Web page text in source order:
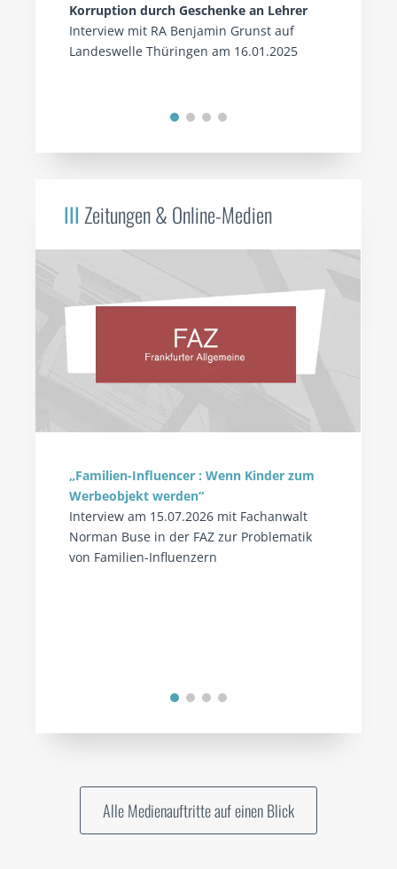
Korruption durch Geschenke an Lehrer
Interview mit RA Benjamin Grunst auf
Landeswelle Thüringen am 16.01.2025
IIIZeitungen & Online-Medien
„Familien-Influencer : Wenn Kinder zum
Werbeobjekt werden“
Interview am 15.07.2026 mit Fachanwalt
Norman Buse in der FAZ zur Problematik
von Familien-Influenzern
Alle Medienauftritte auf einen Blick